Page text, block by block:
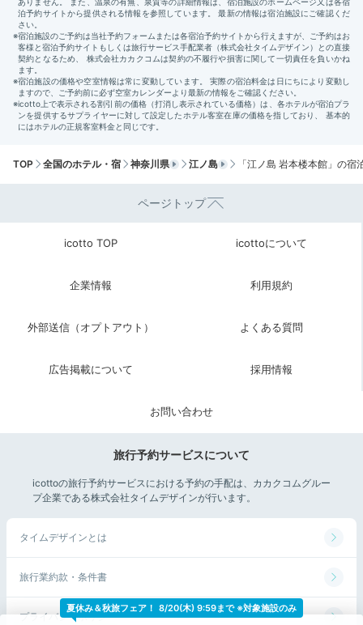
夜に洞窟風呂、朝はローマ風呂に入りました。タイル
や、ステンドグラス、天井のドーム、全てに趣があって
とっても素敵でした。
+3
Breakfast
富士山のみえる食事処
朝食は富士山も望めるお食事処でいただきます。焼き魚
や、茶わん蒸し、味噌汁、漬物、炊き立てご飯など、昔
ながらの旅館の朝ごはんが並びます。海を眺めながらい
ただきましょう。
夏休み＆秋旅フェア！ 8/20(木) 9:59まで ※対象施設のみ
TOP 全国のホテル・宿 神奈川県 江ノ島 「江ノ島 岩本楼本館」の宿
ページトップ
icotto TOP icottoについて
企業情報 利用規約
外部送信（オプトアウト） よくある質問
広告掲載について 採用情報
お問い合わせ
旅行予約サービスについて
icottoの旅行予約サービスにおける予約の手配は、カカクコムグルー
プ企業である株式会社タイムデザインが行います。
タイムデザインとは
旅行業約款・条件書
プライバシーポリシー